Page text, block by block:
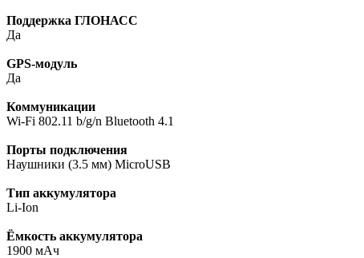
Поддержка ГЛОНАСС
Да
GPS-модуль
Да
Коммуникации
Wi-Fi 802.11 b/g/n Bluetooth 4.1
Порты подключения
Наушники (3.5 мм) MicroUSB
Тип аккумулятора
Li-Ion
Ёмкость аккумулятора
1900 мАч